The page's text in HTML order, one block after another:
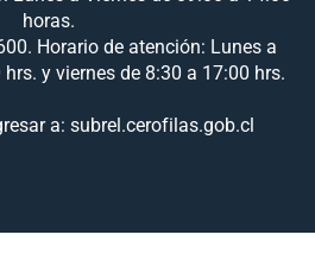
horas.
Horario de atención: Lunes a
y viernes de 8:30 a 17:00 hrs.
a: subrel.cerofilas.gob.cl